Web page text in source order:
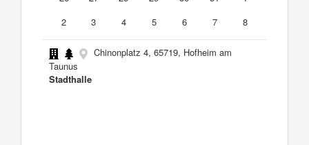
2
3 4 5 6 7 8
Chinonplatz 4, 65719, Hofheim am
Taunus
Stadthalle